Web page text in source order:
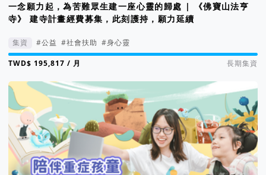
一念願力起，為苦難眾生建一座心靈的歸處 | 《佛寶山法亨
寺》 建寺計畫經費募集，此刻護持，願力延續
集資 #公益 #社會扶助 #身心靈
集資進度 107%
/ 月 長期集資